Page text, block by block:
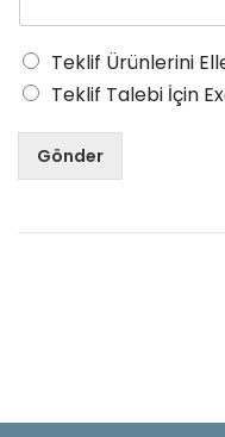
Teklif Ürünlerini
Teklif Talebi İçin
Gönder